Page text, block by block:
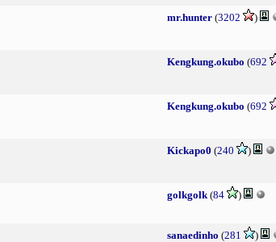
mr.hunter (3202 )
Kengkung.okubo (692
Kengkung.okubo (692
Kickapo0 (240 )
golkgolk(84 )
sanaedinho (281 )